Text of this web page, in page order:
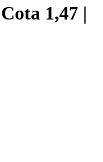
1,47 |